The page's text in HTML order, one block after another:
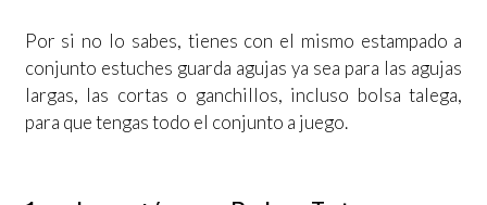
Por si no lo sabes, tienes con el mismo estampado a
conjunto estuches guarda agujas ya sea para las agujas
largas, las cortas o ganchillos, incluso bolsa talega,
para que tengas todo el conjunto a juego.